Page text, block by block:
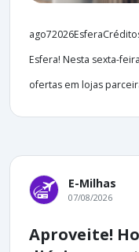
Esfera! Nesta sexta-
ofertas em lojas
E-Milhas
07/08/2026
Aproveite!